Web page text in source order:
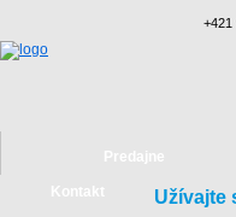
Užívajte
+421
Predajne
Kontakt